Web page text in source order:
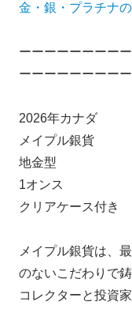
金・銀・プラチナ
ーーーーーーーー
ーーーーーーーー
2026年カナダ
メイプル銀貨
地金型
1オンス
クリアケース付き
メイプル銀貨は、
のないこだわりで
コレクターと投資